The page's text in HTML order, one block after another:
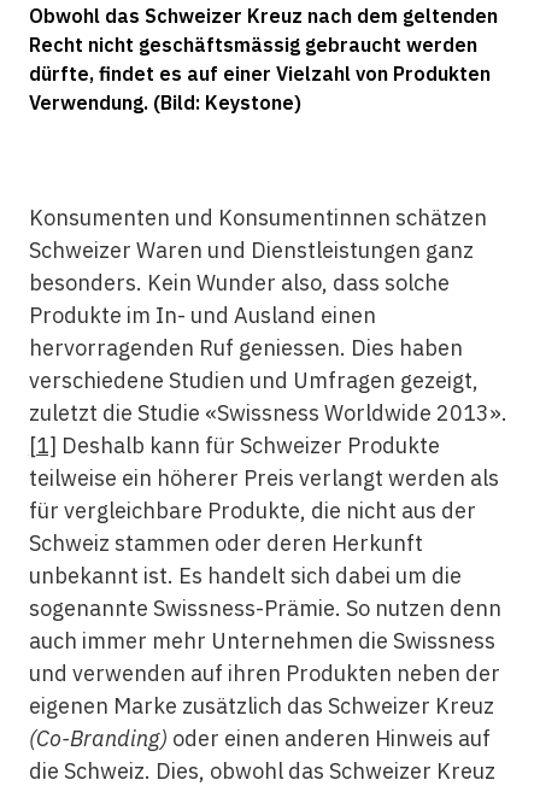
Obwohl das Schweizer Kreuz nach dem geltenden
Recht nicht geschäftsmässig gebraucht werden
dürfte, findet es auf einer Vielzahl von Produkten
Verwendung. (Bild: Keystone)
Konsumenten und Konsumentinnen schätzen
Schweizer Waren und Dienstleistungen ganz
besonders. Kein Wunder also, dass solche
Produkte im In- und Ausland einen
hervorragenden Ruf geniessen. Dies haben
verschiedene Studien und Umfragen gezeigt,
zuletzt die Studie «Swissness Worldwide 2013».
[1] Deshalb kann für Schweizer Produkte
teilweise ein höherer Preis verlangt werden als
für vergleichbare Produkte, die nicht aus der
Schweiz stammen oder deren Herkunft
unbekannt ist. Es handelt sich dabei um die
sogenannte Swissness-Prämie. So nutzen denn
auch immer mehr Unternehmen die Swissness
und verwenden auf ihren Produkten neben der
eigenen Marke zusätzlich das Schweizer Kreuz
(Co-Branding) oder einen anderen Hinweis auf
die Schweiz. Dies, obwohl das Schweizer Kreuz